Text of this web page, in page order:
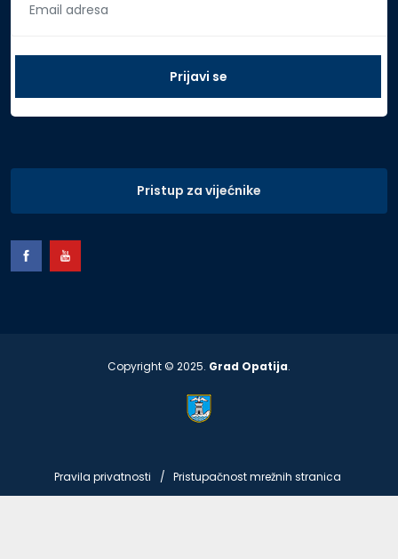
Pristup za vijećnike
Copyright © 2025. Grad Opatija.
Pravila privatnosti Pristupačnost mrežnih stranica